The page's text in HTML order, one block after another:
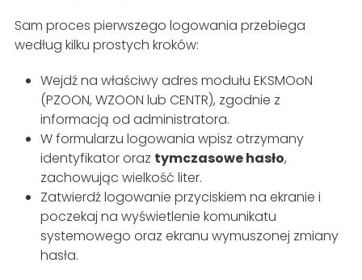
Sam proces pierwszego logowania przebiega
według kilku prostych kroków:
Wejdź na właściwy adres modułu EKSMOoN
(PZOON, WZOON lub CENTR), zgodnie z
informacją od administratora.
W formularzu logowania wpisz otrzymany
identyfikator oraz tymczasowe hasło,
zachowując wielkość liter.
Zatwierdź logowanie przyciskiem na ekranie i
poczekaj na wyświetlenie komunikatu
systemowego oraz ekranu wymuszonej zmiany
hasła.